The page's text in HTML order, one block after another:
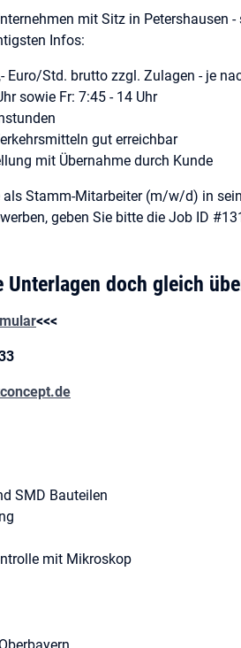
mit Sitz in Petershausen
Infos:
Euro/Std. brutto zzgl. Zulagen - je
sowie Fr: 7:45 - 14 Uhr
gut erreichbar
mit Übernahme durch Kunde
als Stamm-Mitarbeiter (m/w/d) in
geben Sie bitte die Job ID
Unterlagen doch gleich
<<<
SMD Bauteilen
mit Mikroskop